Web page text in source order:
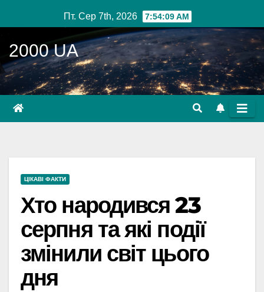
до
вмісту
Пт. Сер 7th, 2026 7:54:11 AM
2000 UA
ЦІКАВІ ФАКТИ
Хто народився 23
серпня та які події
змінили світ цього
дня